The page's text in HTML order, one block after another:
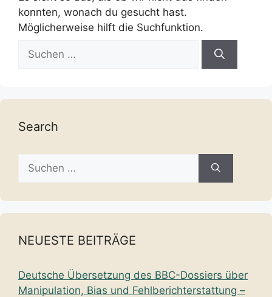
konnten, wonach du gesucht hast.
Möglicherweise hilft die Suchfunktion.
Suche
nach:
Search
Suche
nach:
NEUESTE BEITRÄGE
Deutsche Übersetzung des BBC-Dossiers über
Manipulation, Bias und Fehlberichterstattung –